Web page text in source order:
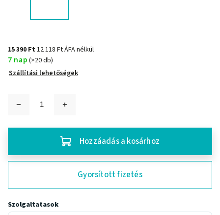
15 390 Ft12 118 Ft ÁFA nélkül
7 nap (>20 db)
Szállítási lehetőségek
Hozzáadás a kosárhoz
Gyorsított fizetés
Szolgaltatasok